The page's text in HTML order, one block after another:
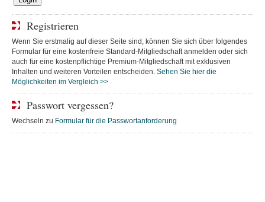
Registrieren
Wenn Sie erstmalig auf dieser Seite sind, können Sie sich über folgendes
Formular für eine kostenfreie Standard-Mitgliedschaft anmelden oder sich
auch für eine kostenpflichtige Premium-Mitgliedschaft mit exklusiven
Inhalten und weiteren Vorteilen entscheiden. Sehen Sie hier die
Möglichkeiten im Vergleich >>
Passwort vergessen?
Wechseln zu Formular für die Passwortanforderung